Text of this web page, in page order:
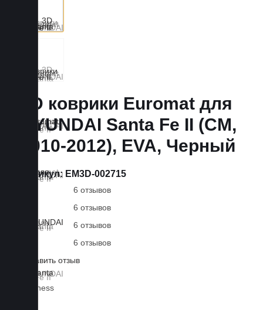
3D коврики Euromat для
HYUNDAI Santa Fe II (CM,
2010-2012), EVA, Черный
Артикул: EM3D-002715
6 отзывов
6 отзывов
6 отзывов
6 отзывов
Оставить отзыв
Business